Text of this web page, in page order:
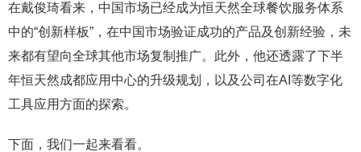
在戴俊琦看来，中国市场已经成为恒天然全球餐饮服务体系
中的“创新样板”，在中国市场验证成功的产品及创新经验，未
来都有望向全球其他市场复制推广。此外，他还透露了下半
年恒天然成都应用中心的升级规划，以及公司在AI等数字化
工具应用方面的探索。
下面，我们一起来看看。